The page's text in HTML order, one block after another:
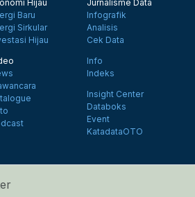
Hijau
Baru
Sirkular
Hijau
Jurnalisme Data
Infografik
Analisis
Cek Data
Info
Indeks
Insight Center
Databoks
Event
KatadataOTO